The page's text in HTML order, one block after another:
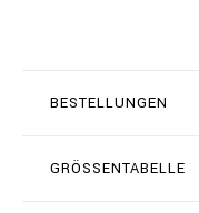
BESTELLUNGEN
GRÖSSENTABELLE